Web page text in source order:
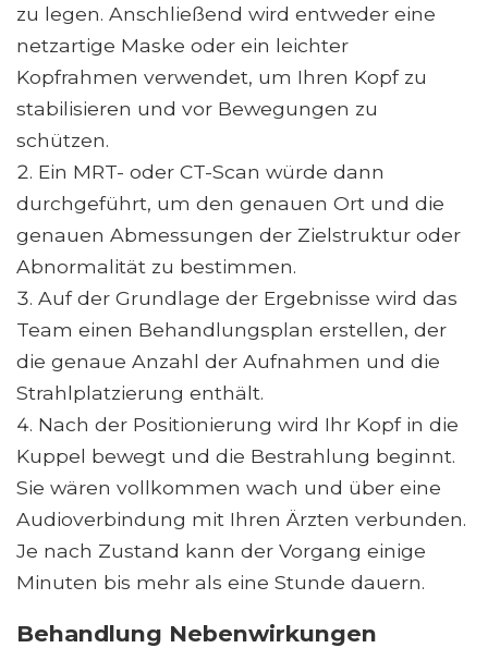
zu legen. Anschließend wird entweder eine
netzartige Maske oder ein leichter
Kopfrahmen verwendet, um Ihren Kopf zu
stabilisieren und vor Bewegungen zu
schützen.
Ein MRT- oder CT-Scan würde dann
durchgeführt, um den genauen Ort und die
genauen Abmessungen der Zielstruktur oder
Abnormalität zu bestimmen.
Auf der Grundlage der Ergebnisse wird das
Team einen Behandlungsplan erstellen, der
die genaue Anzahl der Aufnahmen und die
Strahlplatzierung enthält.
Nach der Positionierung wird Ihr Kopf in die
Kuppel bewegt und die Bestrahlung beginnt.
Sie wären vollkommen wach und über eine
Audioverbindung mit Ihren Ärzten verbunden.
Je nach Zustand kann der Vorgang einige
Minuten bis mehr als eine Stunde dauern.
Behandlung Nebenwirkungen